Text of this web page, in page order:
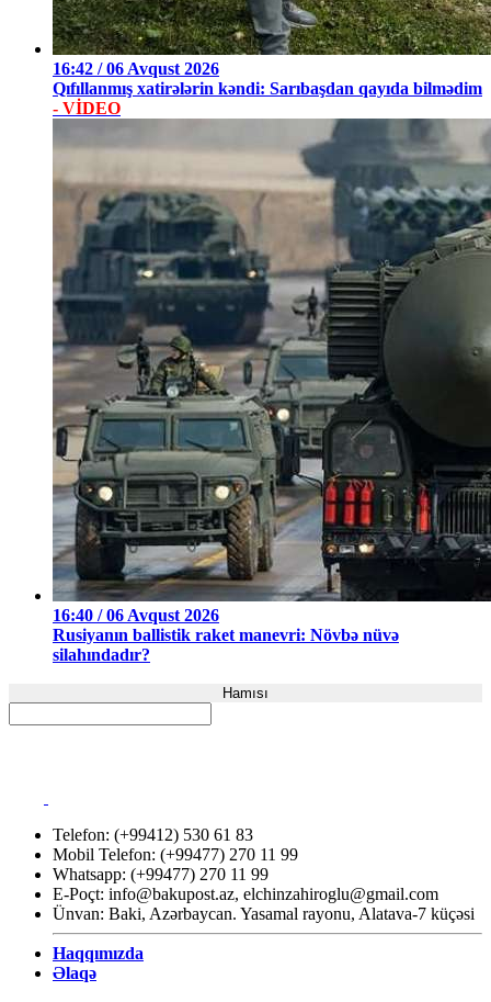
16:42 / 06 Avqust 2026
Qıfıllanmış xatirələrin kəndi: Sarıbaşdan qayıda bilmədim
- VİDEO
16:40 / 06 Avqust 2026
Rusiyanın ballistik raket manevri: Növbə nüvə
silahındadır?
Hamısı
Telefon: (+99412) 530 61 83
Mobil Telefon: (+99477) 270 11 99
Whatsapp: (+99477) 270 11 99
E-Poçt: info@bakupost.az, elchinzahiroglu@gmail.com
Ünvan: Baki, Azərbaycan. Yasamal rayonu, Alatava-7 küçəsi
Haqqımızda
Əlaqə